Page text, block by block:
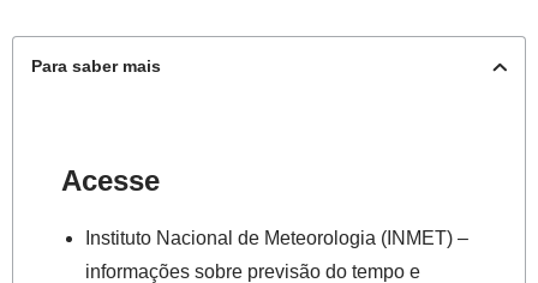
Para saber mais
Acesse
Instituto Nacional de Meteorologia (INMET) –
informações sobre previsão do tempo e